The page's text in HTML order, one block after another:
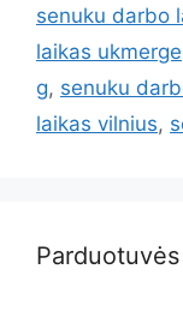
senuku darbo
laikas ukmerge
g, senuku
laikas vilnius,
Parduotuvės